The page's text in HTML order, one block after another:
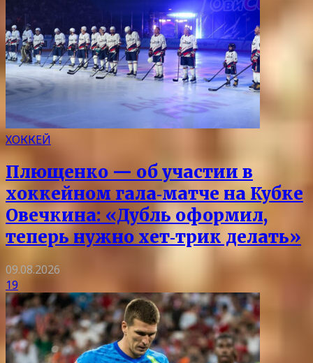
ХОККЕЙ
Плющенко — об участии в
хоккейном гала‑матче на Кубке
Овечкина: «Дубль оформил,
теперь нужно хет‑трик делать»
09.08.2026
19